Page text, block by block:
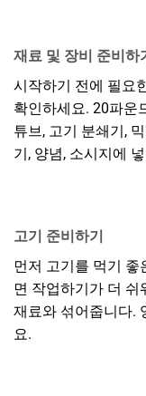
재료 및 장비 준비하
시작하기 전에 필요
확인하세요. 20파운
튜브, 고기 분쇄기,
기, 양념, 소시지에
고기 준비하기
먼저 고기를 먹기
면 작업하기가 더
재료와 섞어줍니다.
요.